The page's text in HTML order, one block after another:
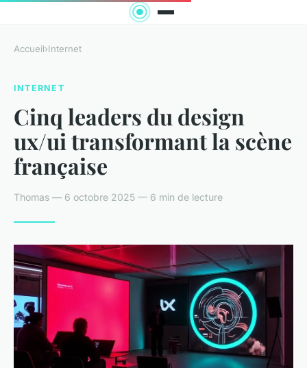
Accueil›Internet
INTERNET
Cinq leaders du design
ux/ui transformant la scène
française
Thomas — 6 octobre 2025 — 6 min de lecture